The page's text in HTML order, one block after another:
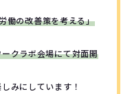
働の改善策を考える」
クラボ会場にて対面開
みにしています！